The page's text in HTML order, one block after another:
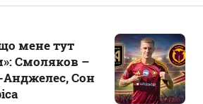
мене тут
Смоляков –
Анджелес, Сон